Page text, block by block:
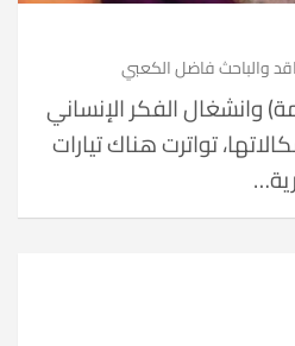
والباحث فاضل الكعبي
وانشغال الفكر الإنساني
تواترت هناك تيارات